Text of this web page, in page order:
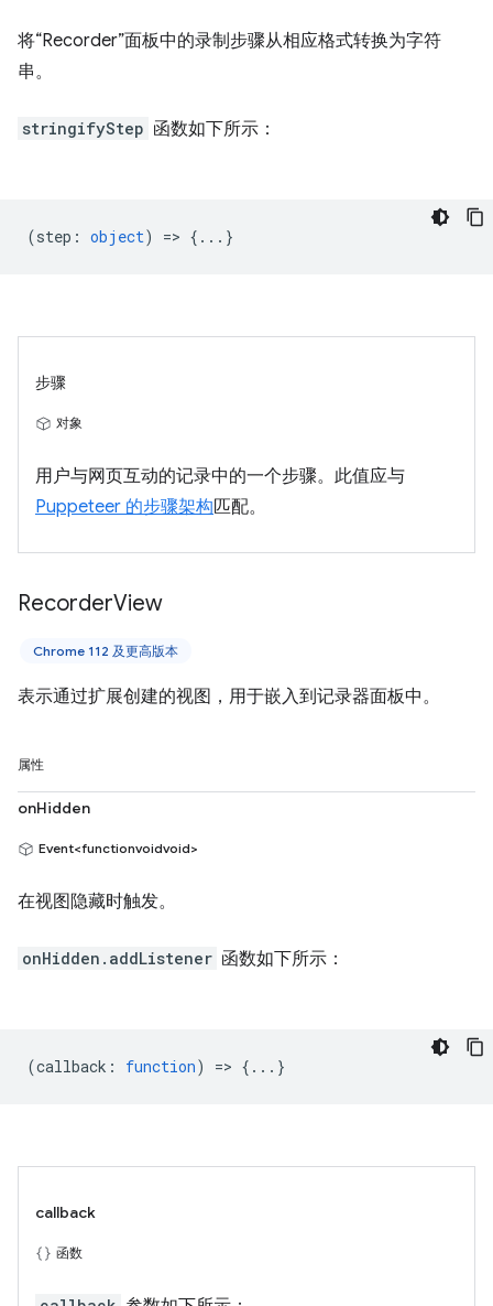
将“Recorder”面板中的录制步骤从相应格式转换为字符
串。
stringifyStep 函数如下所示：
(step : object) => {...}
步骤
对象
用户与网页互动的记录中的一个步骤。此值应与
Puppeteer 的步骤架构匹配。
RecorderView
Chrome 112 及更高版本
表示通过扩展创建的视图，用于嵌入到记录器面板中。
属性
onHidden
Event<functionvoidvoid>
在视图隐藏时触发。
onHidden.addListener 函数如下所示：
(callback : function) => {...}
callback
函数